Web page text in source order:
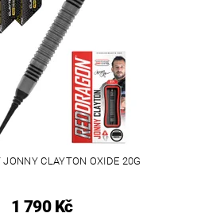
JONNY CLAYTON OXIDE 20G
1 790 Kč